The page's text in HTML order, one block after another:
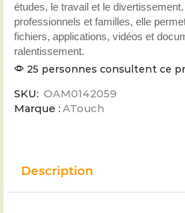
études, le travail et le
professionnels et familles, elle
fichiers, applications, vidéos et
ralentissement.
25 personnes consultent ce
SKU: OAM0142059
Marque : ATouch
Description